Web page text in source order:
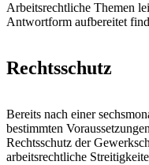
Arbeitsrechtliche Themen
Antwortform aufbereitet
Rechtsschutz
Bereits nach einer
bestimmten
Rechtsschutz der
arbeitsrechtliche